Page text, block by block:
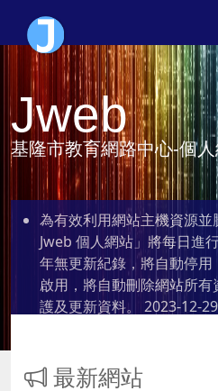
Jweb
基隆市教育網路中心-個
為有效利用網站主機資源
Jweb 個人網站」將每日進
年無更新紀錄，將自動停
啟用，將自動刪除網站所
護及更新資料。 2023-12-
最新網站